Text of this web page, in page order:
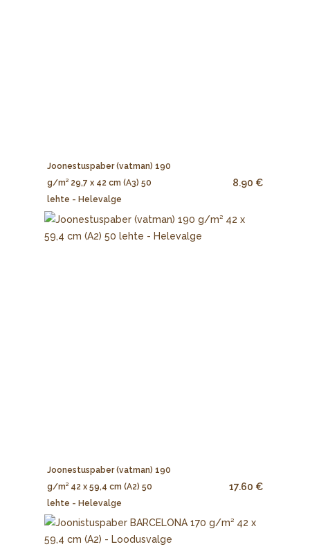
Joonestuspaber (vatman) 190
g/m² 29,7 x 42 cm (A3) 50
lehte - Helevalge
8.90 €
Joonestuspaber (vatman) 190
g/m² 42 x 59,4 cm (A2) 50
lehte - Helevalge
17.60 €